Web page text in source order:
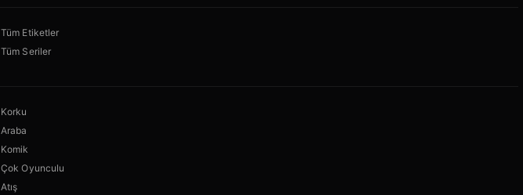
Tüm Etiketler
Tüm Seriler
Korku
Araba
Komik
Çok Oyunculu
Atış